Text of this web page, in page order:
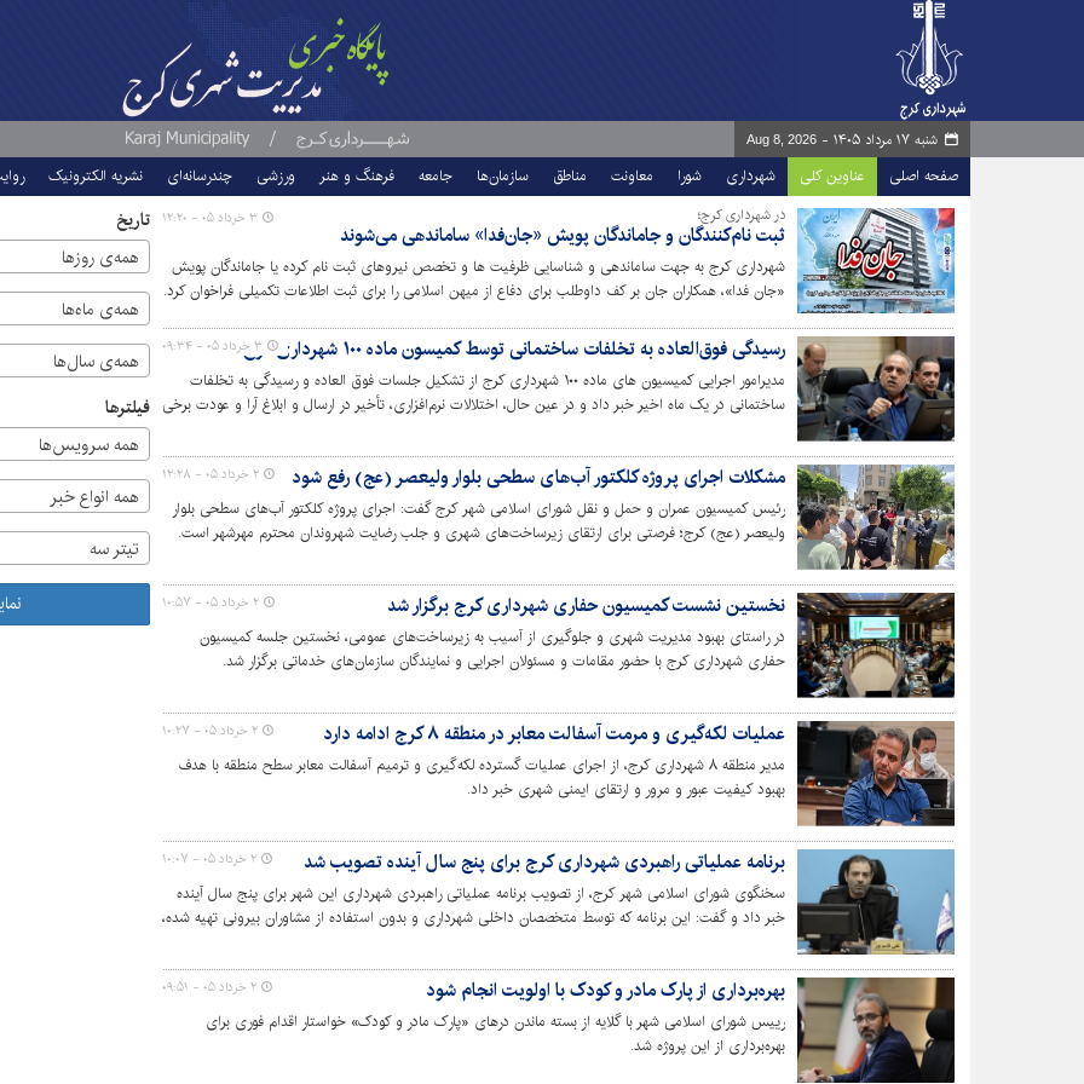
شنبه ۱۷ مرداد ۱۴۰۵ - Aug 8, 2026
صفحه اصلی عناوین کلی شهرداری شورا معاونت مناطق سازمان‌ها جامعه فرهنگ و هنر ورزشی چندرسانه‌ای نشریه الکترونیک
در شهرداری کرج؛
ثبت نام‌کنندگان و جاماندگان پویش «جان‌فدا» ساماندهی می‌شوند
شهرداری کرج به جهت ساماندهی و شناسایی ظرفیت ها و تخصص نیروهای ثبت نام کرده یا جاماندگان پویش
«جان فدا»، همکاران جان بر کف داوطلب برای دفاع از میهن اسلامی را برای ثبت اطلاعات تکمیلی فراخوان کرد.
۳ خرداد ۰۵ - ۱۲:۲۰
رسیدگی فوق‌العاده به تخلفات ساختمانی توسط کمیسون ماده ۱۰۰ شهرداری کرج
مدیرامور اجرایی کمیسیون های ماده ۱۰۰ شهرداری کرج از تشکیل جلسات فوق العاده و رسیدگی به تخلفات
ساختمانی در یک ماه اخیر خبر داد و در عین حال، اختلالات نرم‌افزاری، تأخیر در ارسال و ابلاغ آرا و عودت برخی
۳ خرداد ۰۵ - ۰۹:۳۴
مشکلات اجرای پروژه کلکتور آب‌های سطحی بلوار ولیعصر (عج) رفع شود
رئیس کمیسیون عمران و حمل و نقل شورای اسلامی شهر کرج گفت: اجرای پروژه کلکتور آب‌های سطحی بلوار
ولیعصر (عج) کرج؛ فرصتی برای ارتقای زیرساخت‌های شهری و جلب رضایت شهروندان محترم مهرشهر است.
۲ خرداد ۰۵ - ۱۲:۲۸
نخستین نشست کمیسیون حفاری شهرداری کرج برگزار شد
در راستای بهبود مدیریت شهری و جلوگیری از آسیب به زیرساخت‌های عمومی، نخستین جلسه کمیسیون
حفاری شهرداری کرج با حضور مقامات و مسئولان اجرایی و نمایندگان سازمان‌های خدماتی برگزار شد.
۲ خرداد ۰۵ - ۱۰:۵۷
عملیات لکه‌گیری و مرمت آسفالت معابر در منطقه ۸ کرج ادامه دارد
مدیر منطقه ۸ شهرداری کرج، از اجرای عملیات گسترده لکه‌گیری و ترمیم آسفالت معابر سطح منطقه با هدف
بهبود کیفیت عبور و مرور و ارتقای ایمنی شهری خبر داد.
۲ خرداد ۰۵ - ۱۰:۲۷
برنامه عملیاتی راهبردی شهرداری کرج برای پنج سال آینده تصویب شد
سخنگوی شورای اسلامی شهر کرج، از تصویب برنامه عملیاتی راهبردی شهرداری این شهر برای پنج سال آینده
خبر داد و گفت: این برنامه که توسط متخصصان داخلی شهرداری و بدون استفاده از مشاوران بیرونی تهیه شده،
۲ خرداد ۰۵ - ۱۰:۰۷
بهره‌برداری از پارک مادر و کودک با اولویت انجام شود
رییس شورای اسلامی شهر با گلایه از بسته ماندن درهای «پارک مادر و کودک» خواستار اقدام فوری برای
بهره‌برداری از این پروژه شد.
۲ خرداد ۰۵ - ۰۹:۵۱
تاریخ
همه‌ی روزها
همه‌ی ماه‌ها
همه‌ی سال‌ها
فیلترها
همه سرویس‌ها
همه انواع خبر
تیتر سه